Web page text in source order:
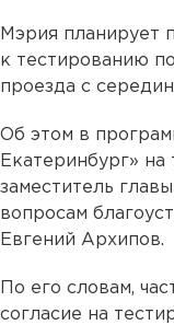
Мэрия планирует
к тестированию
проезда с
Об этом в
Екатеринбург»
заместитель
вопросам
Евгений Архипов.
По его словам,
согласие на